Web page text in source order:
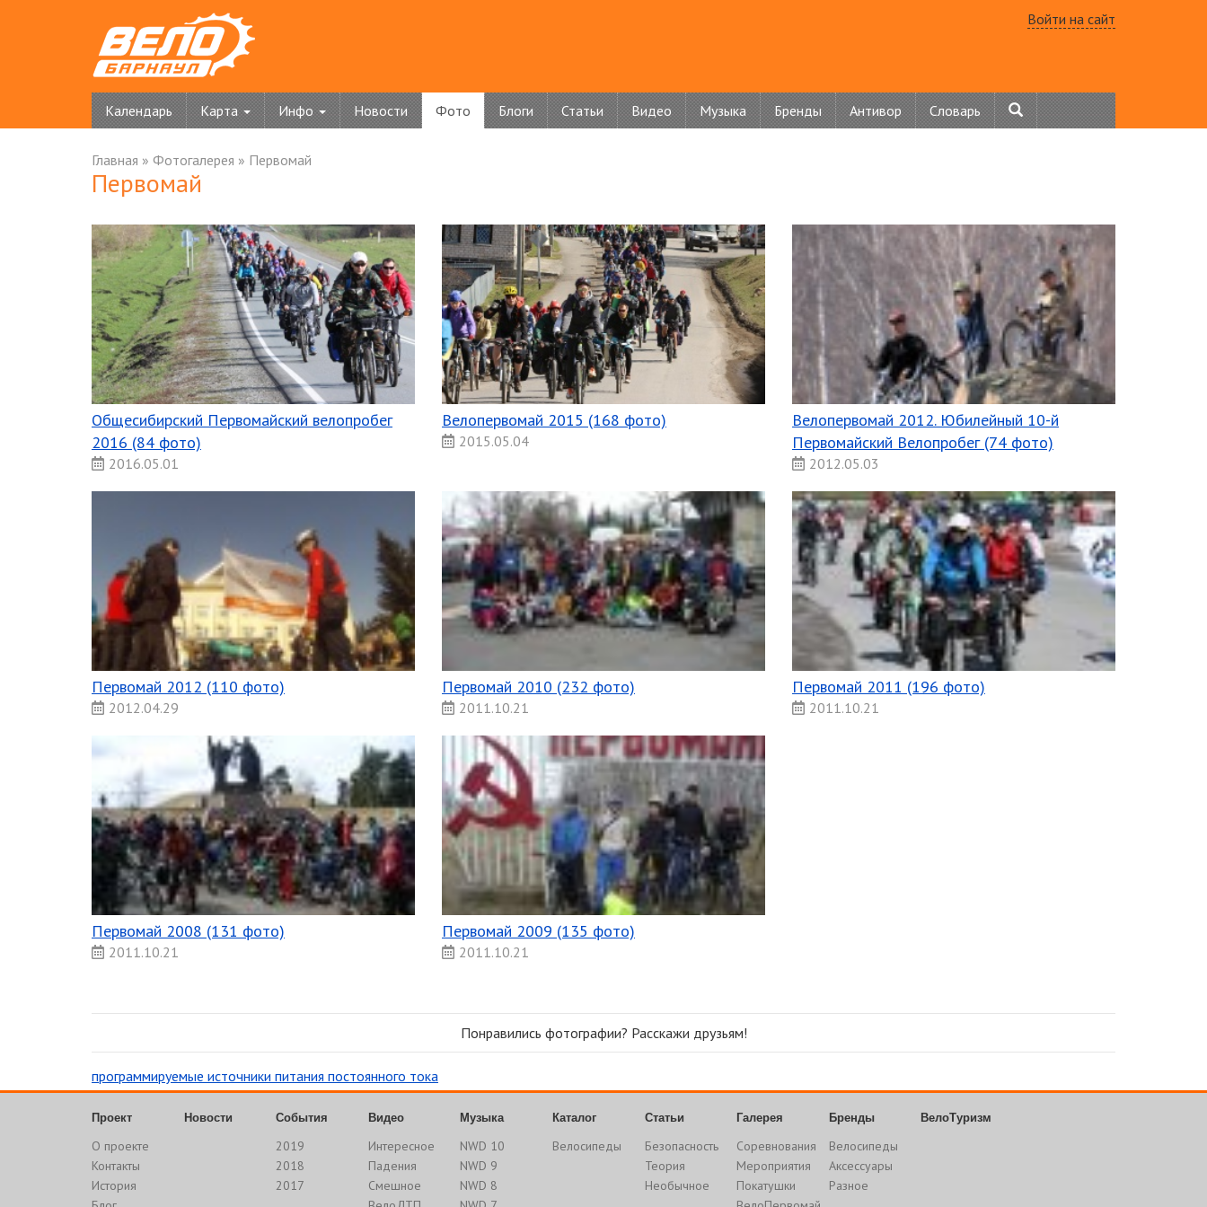
Войти на сайт
Календарь Карта Инфо Новости Фото Блоги Статьи Видео Музыка Бренды Антивор Словарь
Главная » Фотогалерея » Первомай
Первомай
Общесибирский Первомайский велопробег
2016 (84 фото)
2016.05.01
Велопервомай 2015 (168 фото)
2015.05.04
Велопервомай 2012. Юбилейный 10-й
Первомайский Велопробег (74 фото)
2012.05.03
Первомай 2012 (110 фото)
2012.04.29
Первомай 2010 (232 фото)
2011.10.21
Первомай 2011 (196 фото)
2011.10.21
Первомай 2008 (131 фото)
2011.10.21
Первомай 2009 (135 фото)
2011.10.21
Понравились фотографии? Расскажи друзьям!
программируемые источники питания постоянного тока
Проект
О проекте
Контакты
История
Новости События
2019
2018
2017
Видео
Интересное
Падения
Смешное
Музыка
NWD 10
NWD 9
NWD 8
Каталог
Велосипеды
Статьи
Безопасность
Теория
Необычное
Галерея
Соревнования
Мероприятия
Покатушки
Бренды
Велосипеды
Аксессуары
Разное
ВелоТуризм